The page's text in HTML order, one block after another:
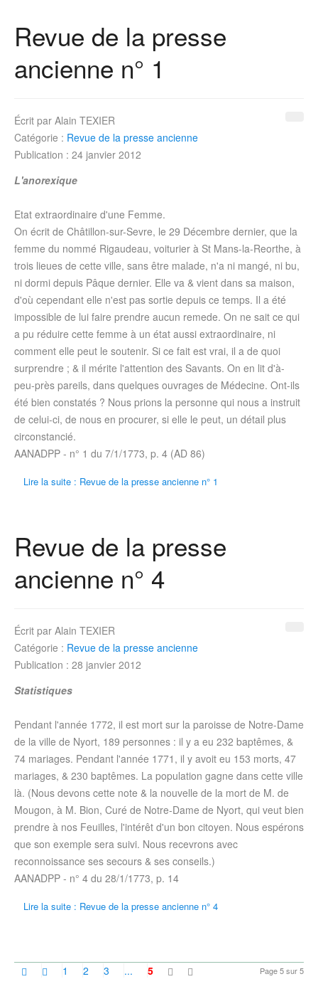
Revue de la presse
ancienne n° 1
Écrit par Alain TEXIER
Catégorie : Revue de la presse ancienne
Publication : 24 janvier 2012
L'anorexique
Etat extraordinaire d'une Femme.
On écrit de Châtillon-sur-Sevre, le 29 Décembre dernier, que la
femme du nommé Rigaudeau, voiturier à St Mans-la-Reorthe, à
trois lieues de cette ville, sans être malade, n'a ni mangé, ni bu,
ni dormi depuis Pâque dernier. Elle va & vient dans sa maison,
d'où cependant elle n'est pas sortie depuis ce temps. Il a été
impossible de lui faire prendre aucun remede. On ne sait ce qui
a pu réduire cette femme à un état aussi extraordinaire, ni
comment elle peut le soutenir. Si ce fait est vrai, il a de quoi
surprendre ; & il mérite l'attention des Savants. On en lit d'à-
peu-près pareils, dans quelques ouvrages de Médecine. Ont-ils
été bien constatés ? Nous prions la personne qui nous a instruit
de celui-ci, de nous en procurer, si elle le peut, un détail plus
circonstancié.
AANADPP - n° 1 du 7/1/1773, p. 4 (AD 86)
Lire la suite : Revue de la presse ancienne n° 1
Revue de la presse
ancienne n° 4
Écrit par Alain TEXIER
Catégorie : Revue de la presse ancienne
Publication : 28 janvier 2012
Statistiques
Pendant l'année 1772, il est mort sur la paroisse de Notre-Dame
de la ville de Nyort, 189 personnes : il y a eu 232 baptêmes, &
74 mariages. Pendant l'année 1771, il y avoit eu 153 morts, 47
mariages, & 230 baptêmes. La population gagne dans cette ville
là. (Nous devons cette note & la nouvelle de la mort de M. de
Mougon, à M. Bion, Curé de Notre-Dame de Nyort, qui veut bien
prendre à nos Feuilles, l'intérêt d'un bon citoyen. Nous espérons
que son exemple sera suivi. Nous recevrons avec
reconnoissance ses secours & ses conseils.)
AANADPP - n° 4 du 28/1/1773, p. 14
Lire la suite : Revue de la presse ancienne n° 4
Page 5 sur 5
1 2 3 ... 5